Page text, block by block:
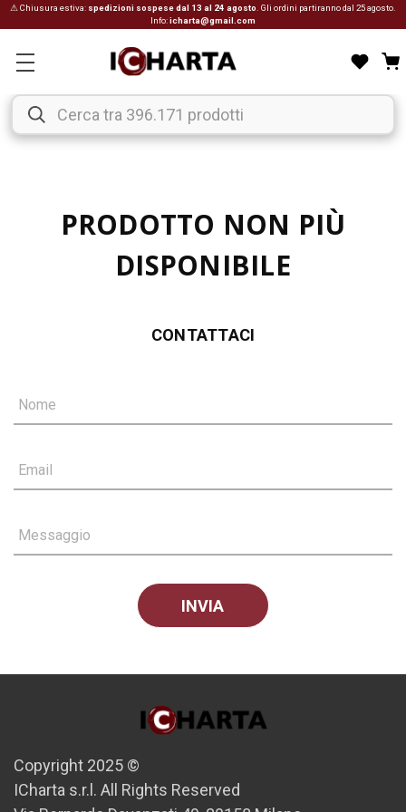
⚠ Chiusura estiva: spedizioni sospese dal 13 al 24 agosto . Gli ordini partiranno dal 25 agosto.
Info:icharta@gmail.com
PRODOTTO NON PIÙ
DISPONIBILE
CONTATTACI
Nome
Email
Messaggio
Copyright 2025 ©
ICharta s.r.l. All Rights Reserved